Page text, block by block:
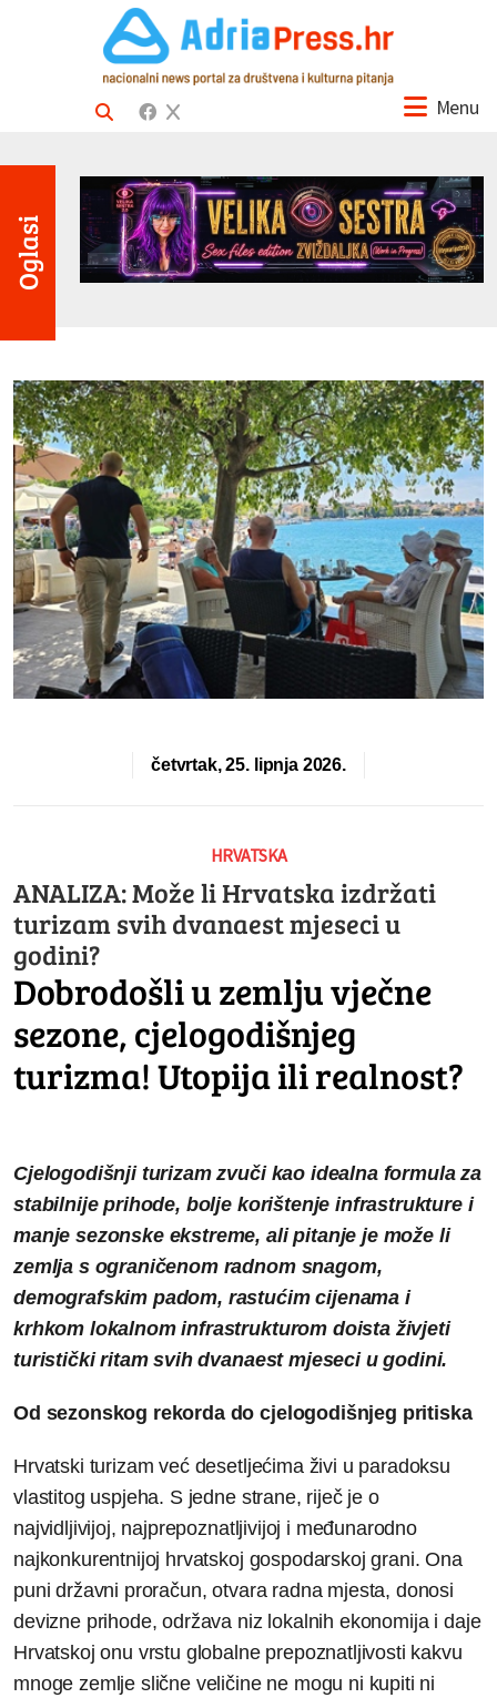
Menu
Oglasi
četvrtak, 25. lipnja 2026.
HRVATSKA
ANALIZA: Može li Hrvatska izdržati
turizam svih dvanaest mjeseci u
godini?
Dobrodošli u zemlju vječne
sezone, cjelogodišnjeg
turizma! Utopija ili realnost?
Cjelogodišnji turizam zvuči kao idealna formula za
stabilnije prihode, bolje korištenje infrastrukture i
manje sezonske ekstreme, ali pitanje je može li
zemlja s ograničenom radnom snagom,
demografskim padom, rastućim cijenama i
krhkom lokalnom infrastrukturom doista živjeti
turistički ritam svih dvanaest mjeseci u godini.
Od sezonskog rekorda do cjelogodišnjeg pritiska
Hrvatski turizam već desetljećima živi u paradoksu
vlastitog uspjeha. S jedne strane, riječ je o
najvidljivijoj, najprepoznatljivijoj i međunarodno
najkonkurentnijoj hrvatskoj gospodarskoj grani. Ona
puni državni proračun, otvara radna mjesta, donosi
devizne prihode, održava niz lokalnih ekonomija i daje
Hrvatskoj onu vrstu globalne prepoznatljivosti kakvu
mnoge zemlje slične veličine ne mogu ni kupiti ni